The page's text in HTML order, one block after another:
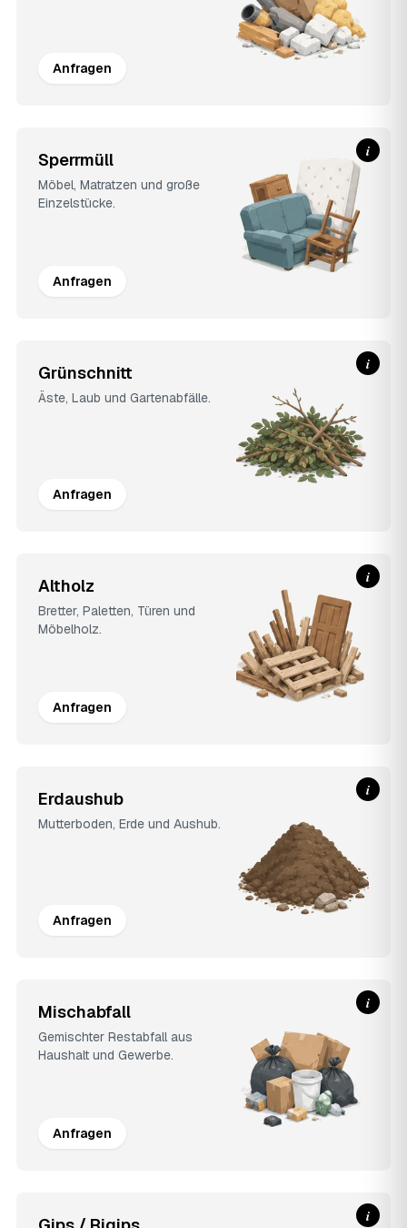
Anfragen
Sperrmüll
Möbel, Matratzen und große
Einzelstücke.
Anfragen
i
Grünschnitt
Äste, Laub und Gartenabfälle.
Anfragen
i
Altholz
Bretter, Paletten, Türen und
Möbelholz.
Anfragen
i
Erdaushub
Mutterboden, Erde und Aushub.
Anfragen
i
Mischabfall
Gemischter Restabfall aus
Haushalt und Gewerbe.
Anfragen
i
i